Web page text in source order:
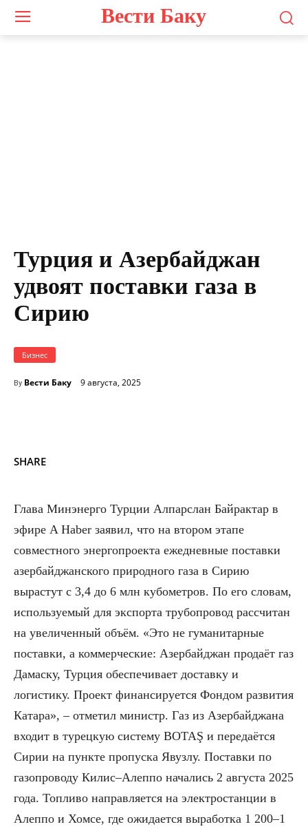
Вести Баку
Турция и Азербайджан
удвоят поставки газа в
Сирию
Бизнес
By Вести Баку 9 августа, 2025
SHARE
Глава Минэнерго Турции Алпарслан Байрактар в
эфире A Haber заявил, что на втором этапе
совместного энергопроекта ежедневные поставки
азербайджанского природного газа в Сирию
вырастут с 3,4 до 6 млн кубометров. По его словам,
используемый для экспорта трубопровод рассчитан
на увеличенный объём. «Это не гуманитарные
поставки, а коммерческие: Азербайджан продаёт газ
Дамаску, Турция обеспечивает доставку и
логистику. Проект финансируется Фондом развития
Катара», – отметил министр. Газ из Азербайджана
входит в турецкую систему BOTAŞ и передаётся
Сирии на пункте пропуска Явузлу. Поставки по
газопроводу Килис–Алеппо начались 2 августа 2025
года. Топливо направляется на электростанции в
Алеппо и Хомсе, где ожидается выработка 1 200–1